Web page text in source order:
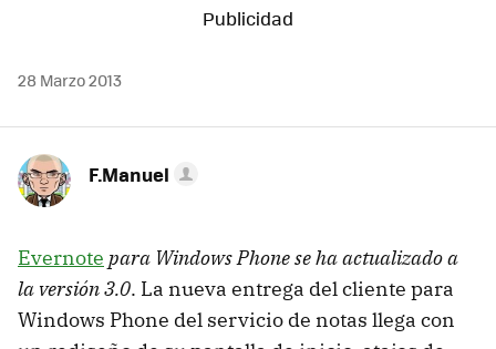
MAIL
28 Marzo 2013
F.Manuel
Evernote para Windows Phone se ha actualizado a
la versión 3.0. La nueva entrega del cliente para
Windows Phone del servicio de notas llega con